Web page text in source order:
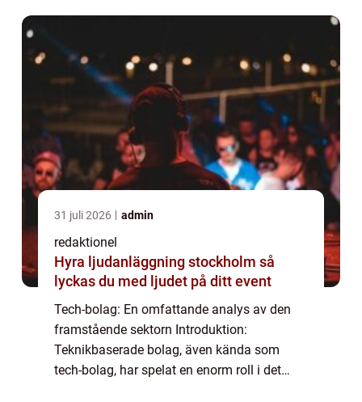
31 juli 2026 admin
redaktionel
Hyra ljudanläggning stockholm så
lyckas du med ljudet på ditt event
Tech-bolag: En omfattande analys av den
framstående sektorn Introduktion:
Teknikbaserade bolag, även kända som
tech-bolag, har spelat en enorm roll i det